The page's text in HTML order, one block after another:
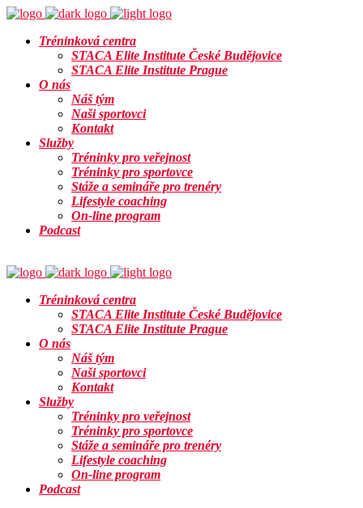
Tréninková centra
STACA Elite Institute České Budějovice
STACA Elite Institute Prague
O nás
Náš tým
Naši sportovci
Kontakt
Služby
Tréninky pro veřejnost
Tréninky pro sportovce
Stáže a semináře pro trenéry
Lifestyle coaching
On-line program
Podcast
Tréninková centra
STACA Elite Institute České Budějovice
STACA Elite Institute Prague
O nás
Náš tým
Naši sportovci
Kontakt
Služby
Tréninky pro veřejnost
Tréninky pro sportovce
Stáže a semináře pro trenéry
Lifestyle coaching
On-line program
Podcast